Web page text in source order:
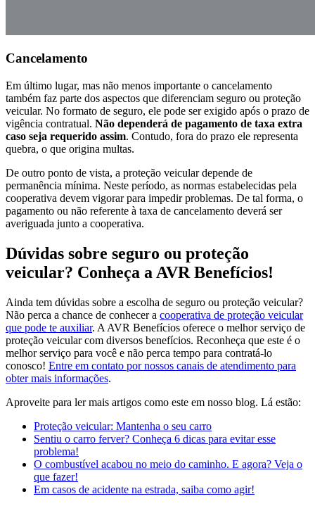
Cancelamento
Em último lugar, mas não menos importante o cancelamento
também faz parte dos aspectos que diferenciam seguro ou proteção
veicular. No formato de seguro, ele pode ser exigido após o prazo de
vigência contratual. Não dependerá de pagamento de taxa extra
caso seja requerido assim. Contudo, fora do prazo ele representa
quebra, o que origina multas.
De outro ponto de vista, a proteção veicular depende de
permanência mínima. Neste período, as normas estabelecidas pela
cooperativa devem vigorar para impedir problemas. De tal forma, o
pagamento ou não referente à taxa de cancelamento deverá ser
averiguada junto a cooperativa.
Dúvidas sobre seguro ou proteção
veicular? Conheça a AVR Benefícios!
Ainda tem dúvidas sobre a escolha de seguro ou proteção veicular?
Não perca a chance de conhecer a cooperativa de proteção veicular
que pode te auxiliar. A AVR Benefícios oferece o melhor serviço de
proteção veicular com diversos benefícios. Reconheça que este é o
melhor serviço para você e não perca tempo para contratá-lo
conosco! Entre em contato por nossos canais de atendimento para
obter mais informações.
Aproveite para ler mais artigos como este em nosso blog. Lá estão:
Proteção veicular: Mantenha o seu carro
Sentiu o carro ferver? Conheça 6 dicas para evitar esse
problema!
O combustível acabou no meio do caminho. E agora? Veja o
que fazer!
Em casos de acidente na estrada, saiba como agir!